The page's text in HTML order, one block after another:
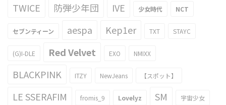
TWICE 防弾少年団 IVE 少女時代 NCT
セブンティーン aespa Kep1er TXT STAYC
(G)I-DLE Red Velvet EXO NMIXX
BLACKPINK ITZY NewJeans 【スポット】
LE SSERAFIM fromis_9 Lovelyz SM 宇宙少女